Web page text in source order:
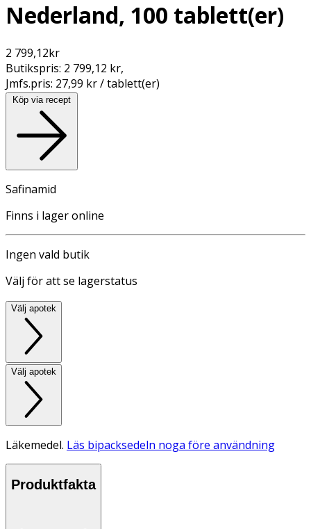
Nederland, 100 tablett(er)
2 799,12kr
Butikspris: 2 799,12 kr,
Jmfs.pris: 27,99 kr / tablett(er)
Köp via recept
Safinamid
Finns i lager online
Ingen vald butik
Välj för att se lagerstatus
Välj apotek
Välj apotek
Läkemedel. Läs bipacksedeln noga före användning
Produktfakta